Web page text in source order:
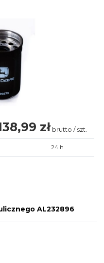
zł brutto / szt.
24 h
AL232896